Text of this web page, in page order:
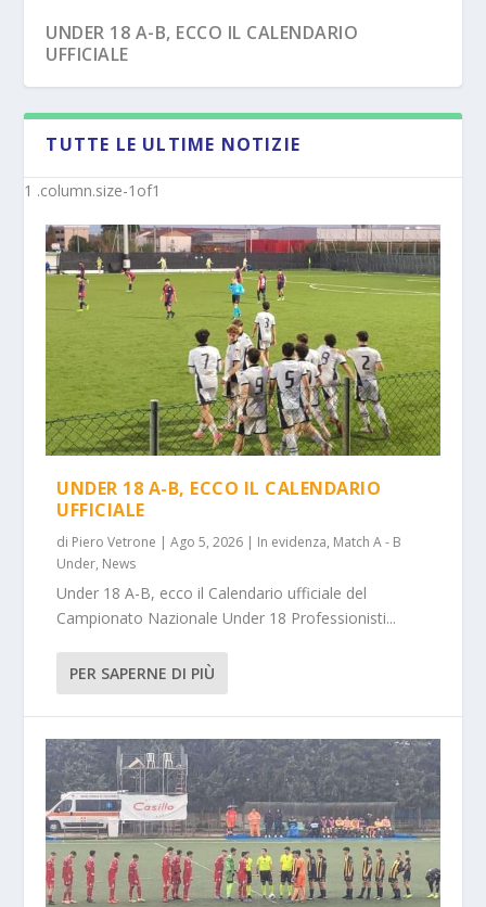
UNDER 18 A-B, ECCO IL CALENDARIO
UFFICIALE
JUVE STABIA U17 – ECCO IL MISTER SOLO DA
UFF...
CASERTANA – I MISTER DEI FALCHETTI
(PRIMAVER...
TUTTE LE ULTIME NOTIZIE
UNDER 18 A-B, ECCO IL CALENDARIO
UFFICIALE
di Piero Vetrone |Ago 5, 2026 | In evidenza, Match A - B
Under, News
Under 18 A-B, ecco il Calendario ufficiale del
Campionato Nazionale Under 18 Professionisti...
PER SAPERNE DI PIÙ